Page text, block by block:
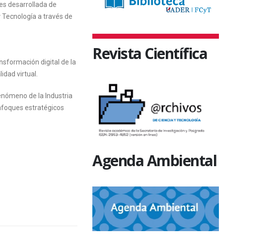
desarrollada de
a través de
digital de la
virtual.
de la Industria
estratégicos
Revista Científica
Agenda Ambiental